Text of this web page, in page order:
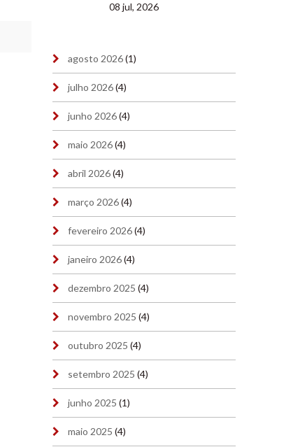
08 jul, 2026
agosto 2026(1)
julho 2026(4)
junho 2026(4)
maio 2026(4)
abril 2026(4)
março 2026(4)
fevereiro 2026(4)
janeiro 2026(4)
dezembro 2025 (4)
novembro 2025 (4)
outubro 2025 (4)
setembro 2025 (4)
junho 2025 (1)
maio 2025 (4)